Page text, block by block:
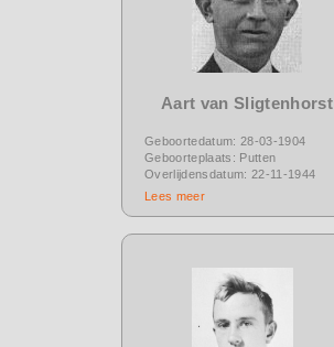
Aart van Sligtenhorst
Geboortedatum: 28-03-1904
Geboorteplaats: Putten
Overlijdensdatum: 22-11-1944
Lees meer